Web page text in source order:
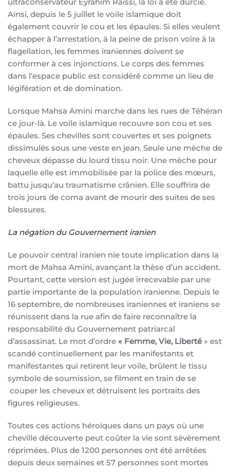
Ainsi, depuis le 5 juillet le voile islamique doit
également couvrir le cou et les épaules. Si elles veulent
échapper à l’arrestation, à la peine de prison voire à la
flagellation, les femmes iraniennes doivent se
conformer à ces injonctions. Le corps des femmes
dans l’espace public est considéré comme un lieu de
légifération et de domination.
Lorsque Mahsa Amini marche dans les rues de Téhéran
ce jour-là. Le voile islamique recouvre son cou et ses
épaules. Ses chevilles sont couvertes et ses poignets
dissimulés sous une veste en jean. Seule une mèche de
cheveux dépasse du lourd tissu noir. Une mèche pour
laquelle elle est immobilisée par la police des mœurs,
battu jusqu’au traumatisme crânien. Elle souffrira de
trois jours de coma avant de mourir des suites de ses
blessures.
La négation du Gouvernement iranien
Le pouvoir central iranien nie toute implication dans la
mort de Mahsa Amini, avançant la thèse d’un accident.
Pourtant, cette version est jugée irrecevable par une
partie importante de la population iranienne. Depuis le
16 septembre, de nombreuses iraniennes et iraniens se
réunissent dans la rue afin de faire reconnaître la
responsabilité du Gouvernement patriarcal
d’assassinat. Le mot d’ordre « Femme, Vie, Liberté » est
scandé continuellement par les manifestants et
manifestantes qui retirent leur voile, brûlent le tissu
symbole de soumission, se filment en train de se
couper les cheveux et détruisent les portraits des
figures religieuses.
Toutes ces actions héroïques dans un pays où une
cheville découverte peut coûter la vie sont sévèrement
réprimées. Plus de 1200 personnes ont été arrêtées
depuis deux semaines et 57 personnes sont mortes